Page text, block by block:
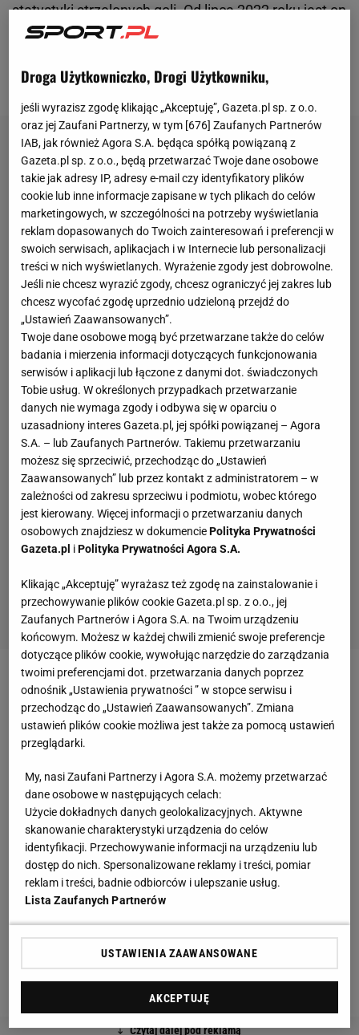
statystyki strzelonych goli.Od lipca 2022 roku jest on
piłkarzem, który przewodzi w tej statystyce ze sporą
pozostaje nawet m.in. Robert Lewandowski.
Zobacz wideoLech Poznań walczy o mistrzostwo!
Prezes wreszcie to przyznał
nie mieszczą się w głowie
Norweg ma wyśmienity początek obecnego sezonu,
co do tego nie ma żadnych wątpliwości. Strzela po
prostu jak na zawołanie, praktycznie w każdym
spotkaniu. Po sześciu kolejkachPremier League
na koncie aż 10 goli, czyli ponad połowę wszystkich
bramek zdobytych przez Manchester City (14).
Gdyby tego było mało, potwierdził właśnie formę w
rozgrywkach Ligi Mistrzów.
Droga Użytkowniczko, Drogi Użytkowniku,
jeśli wyrazisz zgodę klikając „Akceptuję”, Gazeta.pl sp. z o.o.
oraz jej Zaufani Partnerzy, w tym [676] Zaufanych Partnerów
IAB, jak również Agora S.A. będąca spółką powiązaną z
Gazeta.pl sp. z o.o., będą przetwarzać Twoje dane osobowe
takie jak adresy IP, adresy e-mail czy identyfikatory plików
cookie lub inne informacje zapisane w tych plikach do celów
marketingowych, w szczególności na potrzeby wyświetlania
reklam dopasowanych do Twoich zainteresowań i preferencji w
swoich serwisach, aplikacjach i w Internecie lub personalizacji
treści w nich wyświetlanych. Wyrażenie zgody jest dobrowolne.
Jeśli nie chcesz wyrazić zgody, chcesz ograniczyć jej zakres lub
chcesz wycofać zgodę uprzednio udzieloną przejdź do
„Ustawień Zaawansowanych”.
Twoje dane osobowe mogą być przetwarzane także do celów
badania i mierzenia informacji dotyczących funkcjonowania
serwisów i aplikacji lub łączone z danymi dot. świadczonych
Tobie usług. W określonych przypadkach przetwarzanie
danych nie wymaga zgody i odbywa się w oparciu o
uzasadniony interes Gazeta.pl, jej spółki powiązanej – Agora
S.A. – lub Zaufanych Partnerów. Takiemu przetwarzaniu
możesz się sprzeciwić, przechodząc do „Ustawień
Zaawansowanych” lub przez kontakt z administratorem – w
zależności od zakresu sprzeciwu i podmiotu, wobec którego
jest kierowany. Więcej informacji o przetwarzaniu danych
osobowych znajdziesz w dokumenciePolityka Prywatności
Gazeta.pl iPolityka Prywatności Agora S.A.
Klikając „Akceptuję” wyrażasz też zgodę na zainstalowanie i
przechowywanie plików cookie Gazeta.pl sp. z o.o., jej
Zaufanych Partnerów i Agora S.A. na Twoim urządzeniu
końcowym. Możesz w każdej chwili zmienić swoje preferencje
dotyczące plików cookie, wywołując narzędzie do zarządzania
twoimi preferencjami dot. przetwarzania danych poprzez
odnośnik „Ustawienia prywatności ” w stopce serwisu i
przechodząc do „Ustawień Zaawansowanych”. Zmiana
ustawień plików cookie możliwa jest także za pomocą ustawień
przeglądarki.
My, nasi Zaufani Partnerzy i Agora S.A. możemy przetwarzać
dane osobowe w następujących celach:
Użycie dokładnych danych geolokalizacyjnych. Aktywne
skanowanie charakterystyki urządzenia do celów
identyfikacji. Przechowywanie informacji na urządzeniu lub
dostęp do nich. Spersonalizowane reklamy i treści, pomiar
reklam i treści, badnie odbiorców i ulepszanie usług.
Lista Zaufanych Partnerów
USTAWIENIA ZAAWANSOWANE
AKCEPTUJĘ